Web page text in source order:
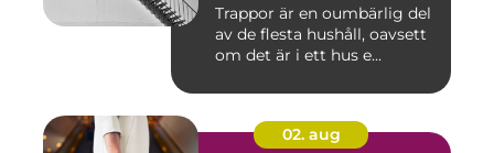
Trappor är en oumbärlig del
av de flesta hushåll, oavsett
om det är i ett hus e...
02. aug